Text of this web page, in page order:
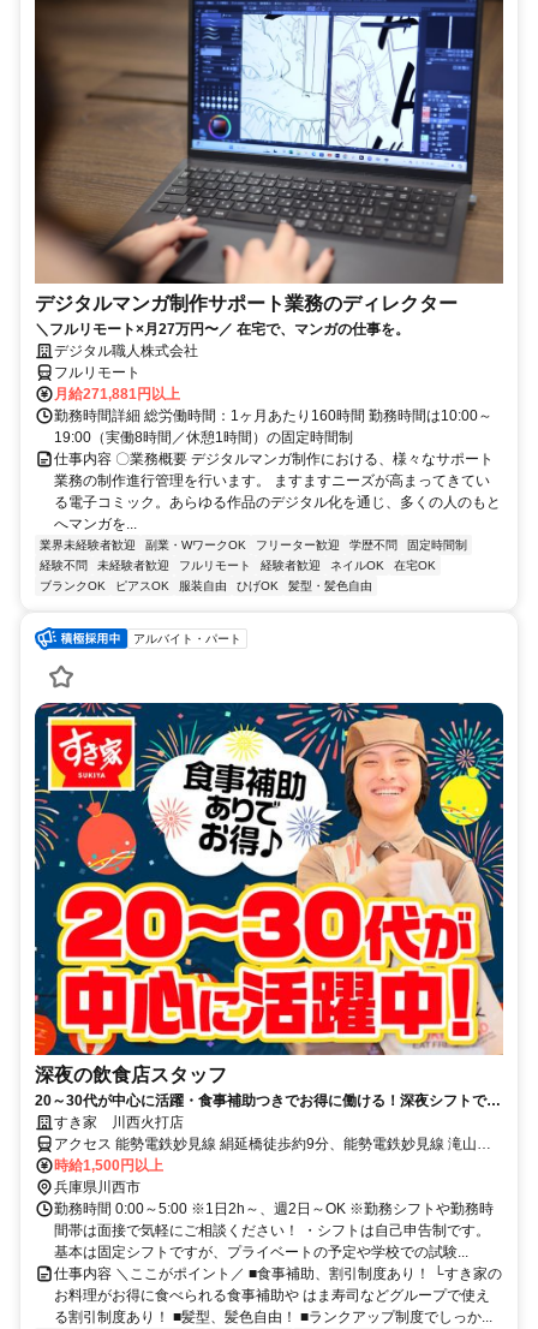
デジタルマンガ制作サポート業務のディレクター
＼フルリモート×月27万円〜／ 在宅で、マンガの仕事を。
デジタル職人株式会社
フルリモート
月給271,881円以上
勤務時間詳細 総労働時間：1ヶ月あたり160時間 勤務時間は10:00～
19:00（実働8時間／休憩1時間）の固定時間制
仕事内容 〇業務概要 デジタルマンガ制作における、様々なサポート
業務の制作進行管理を行います。 ますますニーズが高まってきてい
る電子コミック。あらゆる作品のデジタル化を通じ、多くの人のもと
へマンガを...
業界未経験者歓迎 副業・WワークOK フリーター歓迎 学歴不問
固定時間制
経験不問
未経験者歓迎 フルリモート 経験者歓迎 ネイルOK
在宅OK
ブランクOK
ピアスOK 服装自由 ひげOK 髪型・髪色自由
アルバイト・パート
深夜の飲食店スタッフ
20～30代が中心に活躍・食事補助つきでお得に働ける！深夜シフトで稼
ぎませんか◎
すき家 川西火打店
アクセス 能勢電鉄妙見線 絹延橋徒歩約9分、能勢電鉄妙見線 滝山徒
歩約12分、能勢電鉄妙見線 川西能勢口東口徒歩約13分 絹延橋駅徒歩
10分
時給1,500円以上
兵庫県川西市
勤務時間 0:00～5:00 ※1日2h～、週2日～OK ※勤務シフトや勤務時
間帯は面接で気軽にご相談ください！ ・シフトは自己申告制です。
基本は固定シフトですが、プライベートの予定や学校での試験...
仕事内容 ＼ここがポイント／ ■食事補助、割引制度あり！ └すき家の
お料理がお得に食べられる食事補助や はま寿司などグループで使え
る割引制度あり！ ■髪型、髪色自由！ ■ランクアップ制度でしっか...